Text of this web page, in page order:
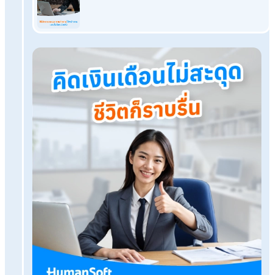
แจกฟรี! แบบประเมินปรับฐานเงินเดือนพนักงานโหลดไปปรับใ
เลย
แจกฟรี! ตารางคำนวณโบนัสพนักงาน ใส่สูตรให้ครบนำไปใช้ได้
Action Plan HR คืออะไร? เขียนแผนอย่างไรให้พาธุรกิจปังได้
วิธีการวางแผนทรัพยากรมนุษย์ (HRP) ฉบับ HR มืออาชีพ
HumanSoft Payroll & HR Solution
Try Free 30 daysAll HR's functions
Free setup service. No expenses at all. Dismiss at any time.
Try it free